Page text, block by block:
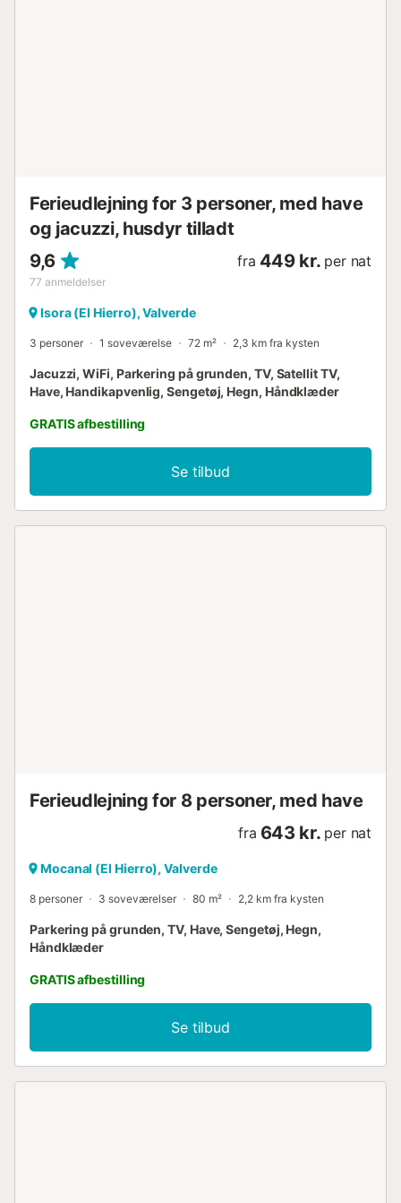
Ferieudlejning for 3 personer, med have
og jacuzzi, husdyr tilladt
9,6
77 anmeldelser
fra 449 kr. per nat
Isora (El Hierro), Valverde
3 personer 1 soveværelse 72 m² 2,3 km fra kysten
Jacuzzi, WiFi, Parkering på grunden, TV, Satellit TV,
Have, Handikapvenlig, Sengetøj, Hegn, Håndklæder
GRATIS afbestilling
Se tilbud
Ferieudlejning for 8 personer, med have
fra 643 kr. per nat
Mocanal (El Hierro), Valverde
8 personer 3 soveværelser 80 m² 2,2 km fra kysten
Parkering på grunden, TV, Have, Sengetøj, Hegn,
Håndklæder
GRATIS afbestilling
Se tilbud